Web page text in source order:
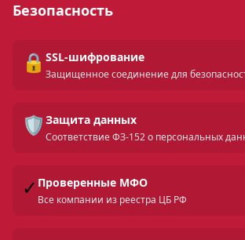
Безопасность
🔒 SSL-шифрование
Защищенное соединение для
🛡️ Защита данных
Соответствие ФЗ-152 о персональных
✓ Проверенные МФО
Все компании из реестра ЦБ РФ